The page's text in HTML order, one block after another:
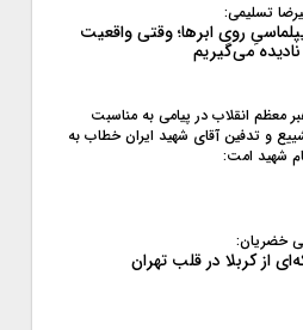
تسلیمی:
روی ابرها؛ وقتی واقعیت
نادیده می‌گیریم
معظم انقلاب در پیامی به‌ مناسبت
و تدفین آقای شهید ایران خطاب به
شهید امت:
خضریان:
از کربلا در قلب تهران